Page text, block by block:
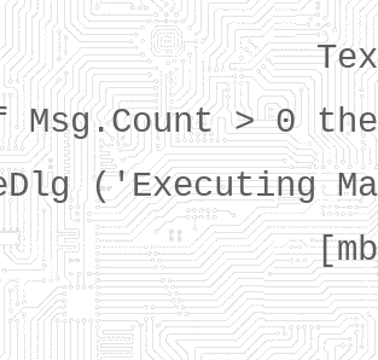
> 0
('Executing